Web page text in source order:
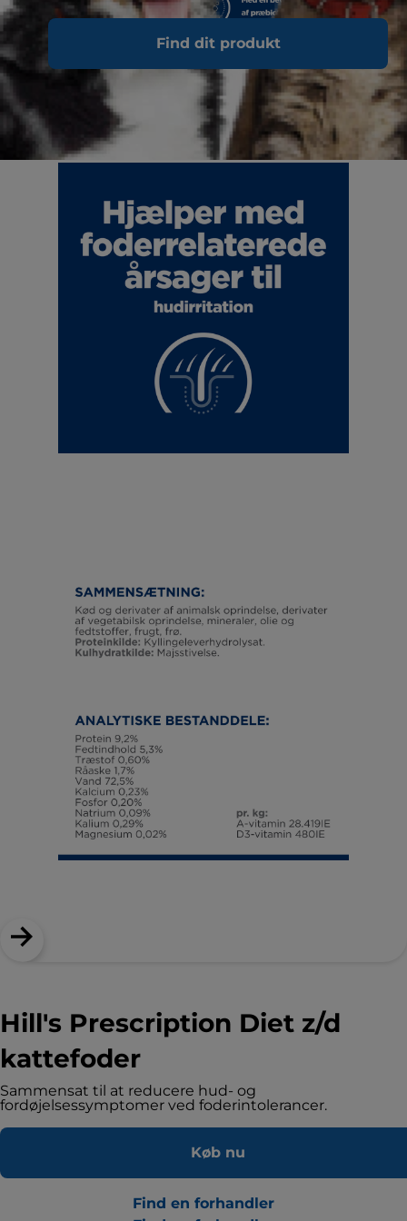
Find dit produkt
Hill's Prescription Diet z/d
kattefoder
Sammensat til at reducere hud- og
fordøjelsessymptomer ved foderintolerancer.
Køb nu
Find en forhandler